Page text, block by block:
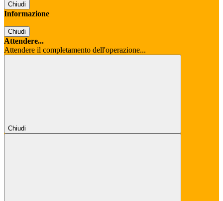
Chiudi
Informazione
Chiudi
Attendere...
Attendere il completamento dell'operazione...
Chiudi